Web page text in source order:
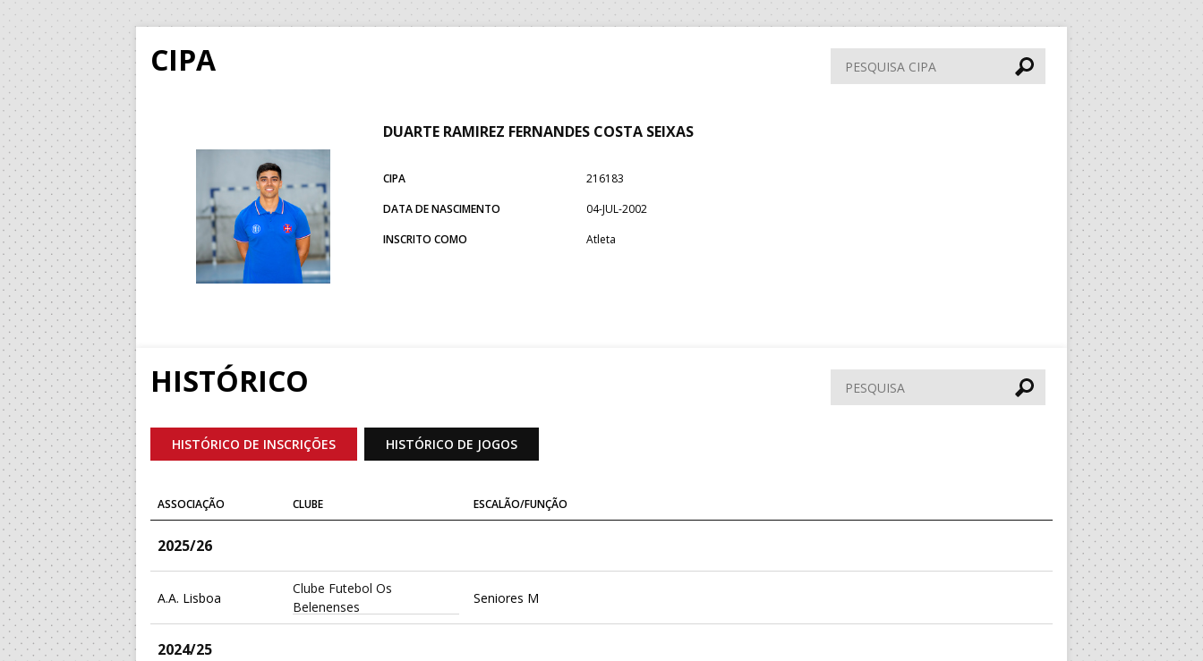
CIPA
Pesquisa
CIPA
DUARTE RAMIREZ FERNANDES COSTA SEIXAS
CIPA
216183
DATA DE NASCIMENTO
04-JUL-2002
INSCRITO COMO
Atleta
HISTÓRICO Pesquisar
HISTÓRICO DE INSCRIÇÕES HISTÓRICO DE JOGOS
ASSOCIAÇÃO CLUBE ESCALÃO/FUNÇÃO
2025/26
A.A. Lisboa
Clube Futebol Os
Belenenses
Seniores M
2024/25